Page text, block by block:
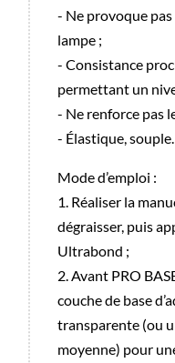
- Ne provoque
lampe ;
- Consistance
permettant un
- Ne renforce pas
- Élastique, souple.
Mode d’emploi :
1. Réaliser la
dégraisser, puis
Ultrabond ;
2. Avant PRO
couche de base
transparente (ou
moyenne) pour